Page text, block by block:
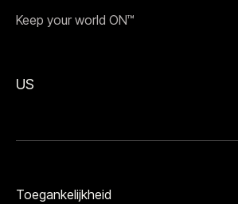
Keep your world ON™
US
Toegankelijkheid